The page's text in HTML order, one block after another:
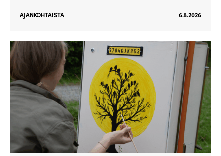
AJANKOHTAISTA 6.8.2026